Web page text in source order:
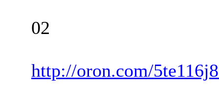
02
http://oron.com/